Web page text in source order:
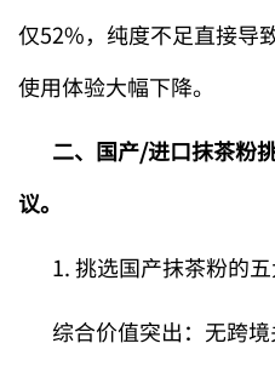
仅52%，纯度不足直接导
使用体验大幅下降。
二、国产/进口抹茶粉
议。
1. 挑选国产抹茶粉的五
综合价值突出：无跨